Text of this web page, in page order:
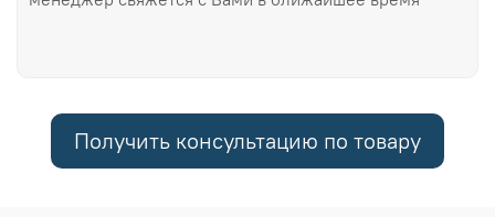
Получить консультацию по товару